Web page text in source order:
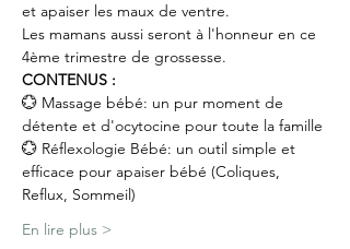
et apaiser les maux de ventre.
Les mamans aussi seront à l'honneur en ce
4ème trimestre de grossesse.
CONTENUS :
💮 Massage bébé: un pur moment de
détente et d'ocytocine pour toute la famille
💮 Réflexologie Bébé: un outil simple et
efficace pour apaiser bébé (Coliques,
Reflux, Sommeil)
En lire plus >